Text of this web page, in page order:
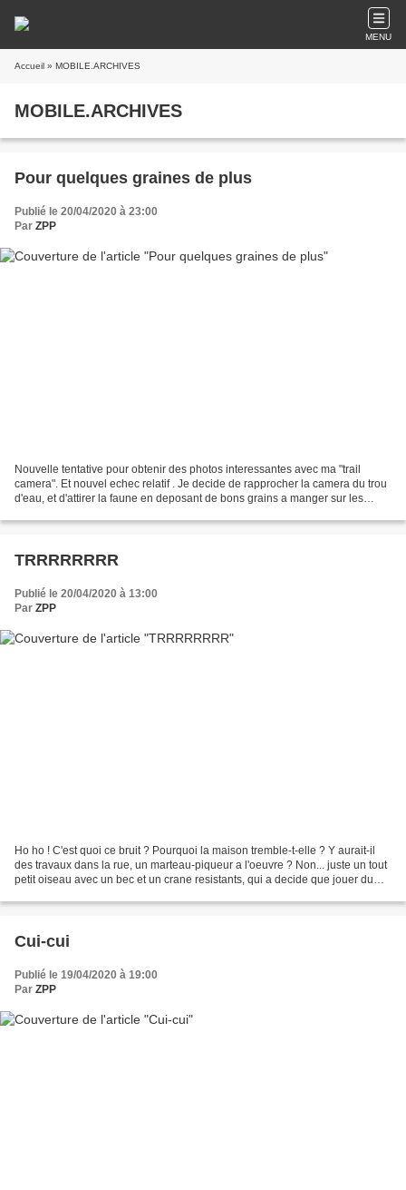
MENU
Accueil » MOBILE.ARCHIVES
MOBILE.ARCHIVES
Pour quelques graines de plus
Publié le 20/04/2020 à 23:00
Par ZPP
Nouvelle tentative pour obtenir des photos interessantes avec ma "trail
camera". Et nouvel echec relatif . Je decide de rapprocher la camera du trou
d'eau, et d'attirer la faune en deposant de bons grains a manger sur les
TRRRRRRRR
Publié le 20/04/2020 à 13:00
Par ZPP
Ho ho ! C'est quoi ce bruit ? Pourquoi la maison tremble-t-elle ? Y aurait-il
des travaux dans la rue, un marteau-piqueur a l'oeuvre ? Non... juste un tout
petit oiseau avec un bec et un crane resistants, qui a decide que jouer du
Cui-cui
Publié le 19/04/2020 à 19:00
Par ZPP